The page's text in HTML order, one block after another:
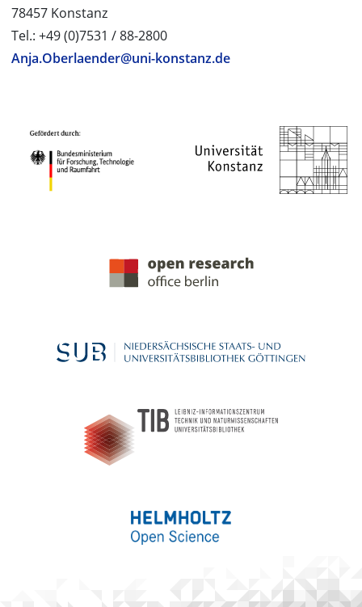
78457 Konstanz
Tel.: +49 (0)7531 / 88-2800
Anja.Oberlaender@uni-konstanz.de